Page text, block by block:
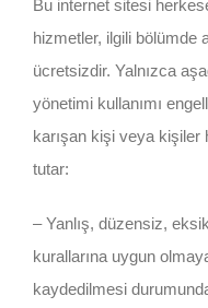
Bu internet sitesi
hizmetler, ilgili bölümde
ücretsizdir. Yalnızca
yönetimi kullanımı
karışan kişi veya kişiler
tutar:
– Yanlış, düzensiz,
kurallarına uygun
kaydedilmesi